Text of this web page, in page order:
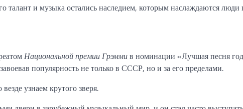
талант и музыка остались наследием, которым наслаждаются
Национальной премии Грэммив номинации «Лучшая песня
популярность не только в СССР, но и за его пределами.
узнаем крутого зверя.